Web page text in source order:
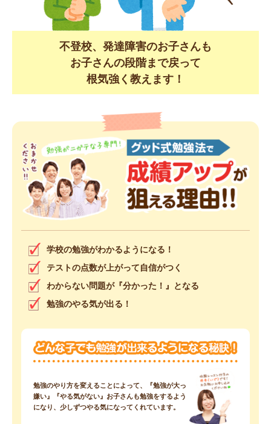
不登校、発達障害のお子さんも
お子さんの段階まで戻って
根気強く教えます！
学校の勉強がわかるようになる！
テストの点数が上がって自信がつく
わからない問題が『分かった！』となる
勉強のやる気が出る！
勉強のやり方を変えることによって、『勉強が大っ
嫌い』『やる気がない』お子さんも勉強をするよう
になり、少しずつやる気になってくれています。